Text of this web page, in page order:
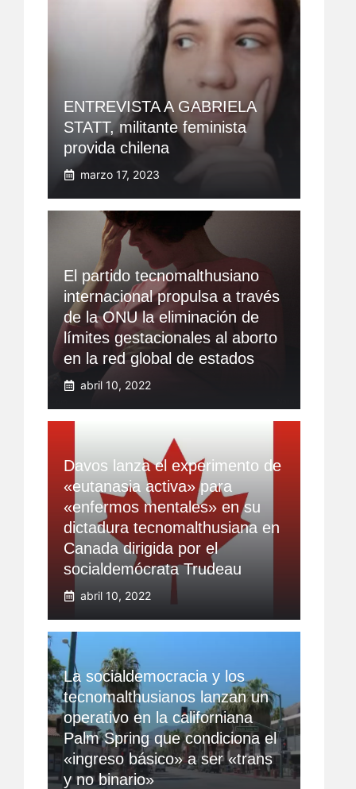
ENTREVISTA A GABRIELA
STATT, militante feminista
provida chilena
marzo 17, 2023
El partido tecnomalthusiano
internacional propulsa a través
de la ONU la eliminación de
límites gestacionales al aborto
en la red global de estados
abril 10, 2022
Davos lanza el experimento de
«eutanasia activa» para
«enfermos mentales» en su
dictadura tecnomalthusiana en
Canada dirigida por el
socialdemócrata Trudeau
abril 10, 2022
La socialdemocracia y los
tecnomalthusianos lanzan un
operativo en la californiana
Palm Spring que condiciona el
«ingreso básico» a ser «trans
y no binario»